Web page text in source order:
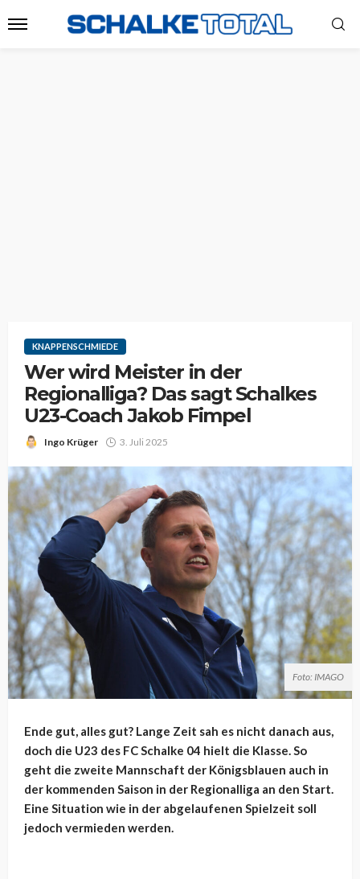
KNAPPENSCHMIEDE
Wer wird Meister in der
Regionalliga? Das sagt Schalkes
U23-Coach Jakob Fimpel
Ingo Krüger 3. Juli 2025
Foto: IMAGO
Ende gut, alles gut? Lange Zeit sah es nicht danach aus,
doch die U23 des FC Schalke 04 hielt die Klasse. So
geht die zweite Mannschaft der Königsblauen auch in
der kommenden Saison in der Regionalliga an den Start.
Eine Situation wie in der abgelaufenen Spielzeit soll
jedoch vermieden werden.